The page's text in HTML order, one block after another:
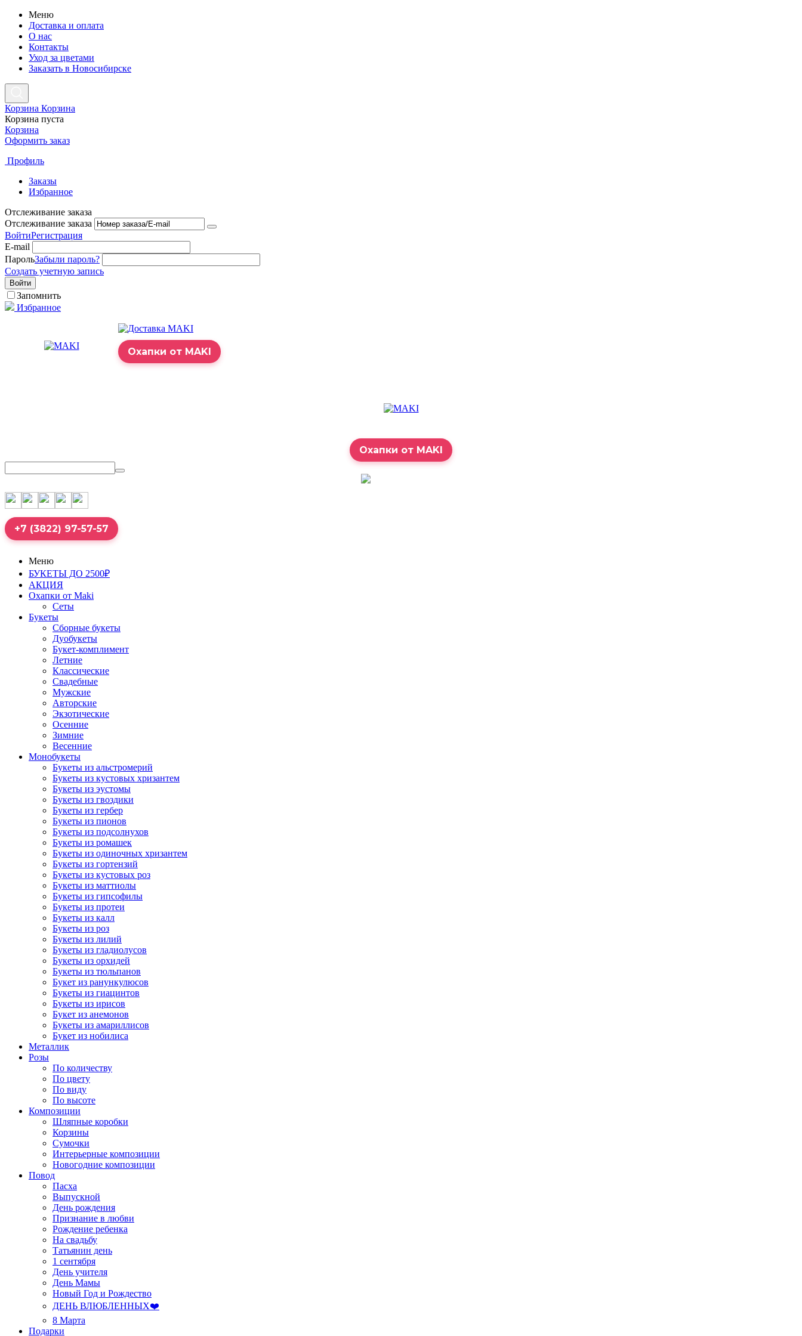
Меню
Доставка и оплата
О нас
Контакты
Уход за цветами
Заказать в Новосибирске
Корзина Корзина
Корзина пуста
Корзина
Оформить заказ
Профиль
Заказы
Избранное
Отслеживание заказа
Отслеживание заказа
ВойтиРегистрация
E-mail
ПарольЗабыли пароль?
Создать учетную запись
Войти
Запомнить
Избранное
Охапки от MAKI
Охапки от MAKI
+7 (3822) 97-57-57
Меню
БУКЕТЫ ДО 2500₽
АКЦИЯ
Охапки от Maki
Сеты
Букеты
Сборные букеты
Дуобукеты
Букет-комплимент
Летние
Классические
Свадебные
Мужские
Авторские
Экзотические
Осенние
Зимние
Весенние
Монобукеты
Букеты из альстромерий
Букеты из кустовых хризантем
Букеты из эустомы
Букеты из гвоздики
Букеты из гербер
Букеты из пионов
Букеты из подсолнухов
Букеты из ромашек
Букеты из одиночных хризантем
Букеты из гортензий
Букеты из кустовых роз
Букеты из маттиолы
Букеты из гипсофилы
Букеты из протеи
Букеты из калл
Букеты из роз
Букеты из лилий
Букеты из гладиолусов
Букеты из орхидей
Букеты из тюльпанов
Букет из ранункулюсов
Букеты из гиацинтов
Букеты из ирисов
Букет из анемонов
Букеты из амариллисов
Букет из нобилиса
Металлик
Розы
По количеству
По цвету
По виду
По высоте
Композиции
Шляпные коробки
Корзины
Сумочки
Интерьерные композиции
Новогодние композиции
Повод
Пасха
Выпускной
День рождения
Признание в любви
Рождение ребенка
На свадьбу
Татьянин день
1 сентября
День учителя
День Мамы
Новый Год и Рождество
ДЕНЬ ВЛЮБЛЕННЫХ❤️
8 Марта
Подарки